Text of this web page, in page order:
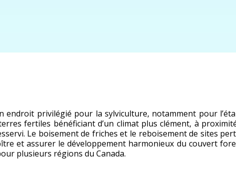
privilégié pour la sylviculture, notamment pour
fertiles bénéficiant d’un climat plus clément, à
Le boisement de friches et le reboisement de sites
et assurer le développement harmonieux du couvert
plusieurs régions du Canada.